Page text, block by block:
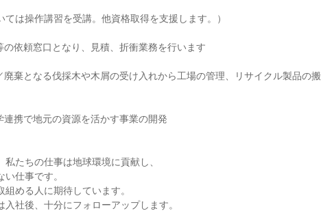
ては操作講習を受講。他資格取得を支援します。）
依頼窓口となり、見積、折衝業務を行います
廃棄となる伐採木や木屑の受け入れから工場の管理、リサイクル製品の搬
携で地元の資源を活かす事業の開発
たちの仕事は地球環境に貢献し、
仕事です。
める人に期待しています。
社後、十分にフォローアップします。